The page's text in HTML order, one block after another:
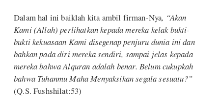
Dalam hal ini baiklah kita ambil firman-Nya, “Akan
Kami (Allah) perlihatkan kepada mereka kelak bukti-
bukti kekuasaan Kami disegenap penjuru dunia ini dan
bahkan pada diri mereka sendiri, sampai jelas kepada
mereka bahwa Alquran adalah benar. Belum cukupkah
bahwa Tuhanmu Maha Menyaksikan segala sesuatu?”
(Q.S. Fushshilat:53)